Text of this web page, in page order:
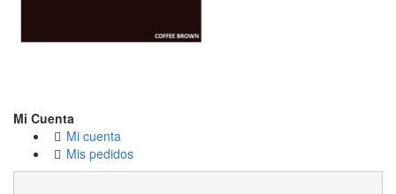
Mi Cuenta
Mi cuenta
Mis pedidos